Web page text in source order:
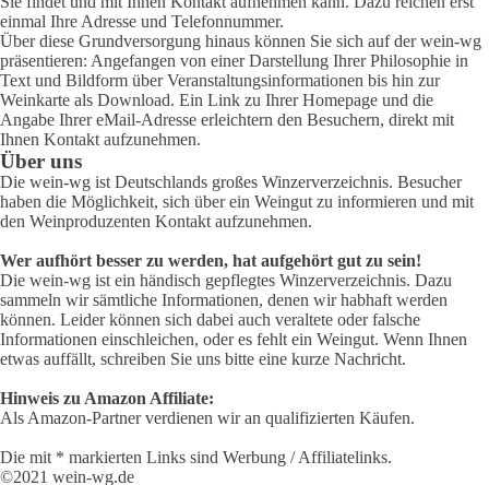
einmal Ihre Adresse und Telefonnummer.
Über diese Grundversorgung hinaus können Sie sich auf der wein-wg
präsentieren: Angefangen von einer Darstellung Ihrer Philosophie in
Text und Bildform über Veranstaltungsinformationen bis hin zur
Weinkarte als Download. Ein Link zu Ihrer Homepage und die
Angabe Ihrer eMail-Adresse erleichtern den Besuchern, direkt mit
Ihnen Kontakt aufzunehmen.
Über uns
Die wein-wg ist Deutschlands großes Winzerverzeichnis. Besucher
haben die Möglichkeit, sich über ein Weingut zu informieren und mit
den Weinproduzenten Kontakt aufzunehmen.
Wer aufhört besser zu werden, hat aufgehört gut zu sein!
Die wein-wg ist ein händisch gepflegtes Winzerverzeichnis. Dazu
sammeln wir sämtliche Informationen, denen wir habhaft werden
können. Leider können sich dabei auch veraltete oder falsche
Informationen einschleichen, oder es fehlt ein Weingut. Wenn Ihnen
etwas auffällt, schreiben Sie uns bitte eine kurze Nachricht.
Hinweis zu Amazon Affiliate:
Als Amazon-Partner verdienen wir an qualifizierten Käufen.
Die mit * markierten Links sind Werbung / Affiliatelinks.
©2021 wein-wg.de